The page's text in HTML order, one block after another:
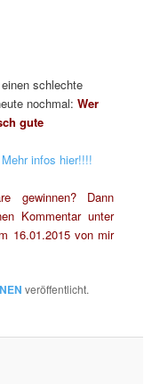
schlechte
nochmal:Wer
gute
Mehr infos hier!!!!
gewinnen? Dann
Kommentar unter
16.01.2015 von mir
veröffentlicht.